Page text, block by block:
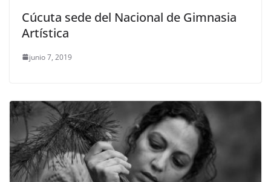
Cúcuta sede del Nacional de Gimnasia
Artística
junio 7, 2019